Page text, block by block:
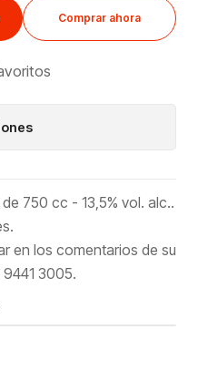
Comprar ahora
750 cc - 13,5% vol. alc..
en los comentarios de su
3005.